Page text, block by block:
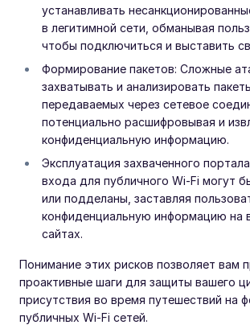
устанавливать
в легитимной сети, обманывая
чтобы подключиться и выставить
Формирование пакетов: Сложные
захватывать и анализировать
передаваемых через сетевое
потенциально расшифровывая и
конфиденциальную информацию.
Эксплуатация захваченного
входа для публичного Wi-Fi могут
или подделаны, заставляя
конфиденциальную информацию на
сайтах.
Понимание этих рисков позволяет вам
проактивные шаги для защиты вашего
присутствия во время путешествий на
публичных Wi-Fi сетей.